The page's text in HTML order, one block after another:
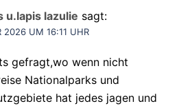
u.lapis lazulie sagt:
2026 UM 16:11 UHR
gefragt,wo wenn nicht
Nationalparks und
hat jedes jagen und